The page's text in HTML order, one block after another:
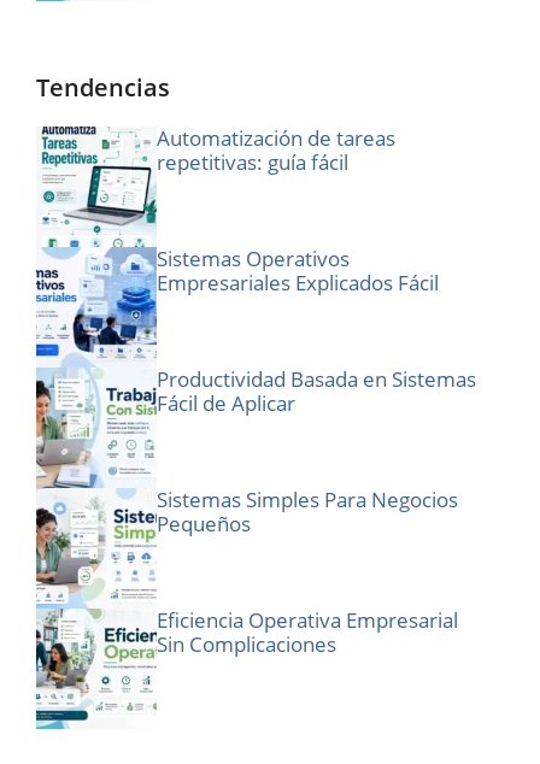
Tendencias
Automatización de tareas
repetitivas: guía fácil
Sistemas Operativos
Empresariales Explicados Fácil
Productividad Basada en Sistemas
Fácil de Aplicar
Sistemas Simples Para Negocios
Pequeños
Eficiencia Operativa Empresarial
Sin Complicaciones